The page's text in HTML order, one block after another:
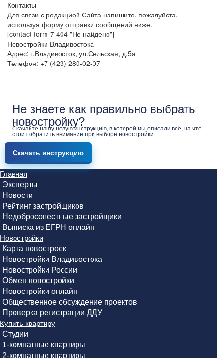
Контакты
Для связи с редакцией Сайта напишите, пожалуйста,
используя форму отправки сообщений ниже.
[contact-form-7 404 "Не найдено"]
Новостройки Владивостока
Адрес: г.Владивосток, ул.Сельская, д.5а
Телефон: +7 (423) 280-02-07
Не знаете как правильно выбрать
новостройку?
Скачайте нашу новую инструкцию, в которой мы описали всё, на что
стоит обратить внимание при выборе новостройки
Скачать инструкцию
Главная
Эксперты
Новости
Рейтинг застройщиков
Недобросовестные застройщики
Выписка из ЕГРН онлайн
Новостройки
Карта новостроек
Новостройки Владивостока
Новостройки России
Обмен новостройки
Новостройки онлайн
Общественное обсуждение проектов
Проверка регистрации ДДУ
Купить квартиру
Студии
1-комнатные квартиры
2-комнатные квартиры